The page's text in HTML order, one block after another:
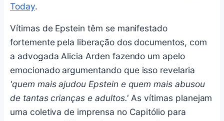
Today.
Vítimas de Epstein têm se manifestado
fortemente pela liberação dos documentos, com
a advogada Alicia Arden fazendo um apelo
emocionado argumentando que isso revelaria
'quem mais ajudou Epstein e quem mais abusou
de tantas crianças e adultos.' As vítimas planejam
uma coletiva de imprensa no Capitólio para